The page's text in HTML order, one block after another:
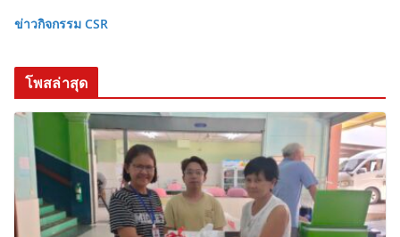
ข่าวกิจกรรม CSR
โพสล่าสุด